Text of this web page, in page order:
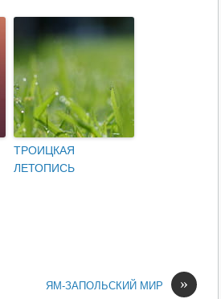
ТРОИЦКАЯ
ЛЕТОПИСЬ
»
ЯМ-ЗАПОЛЬСКИЙ МИР